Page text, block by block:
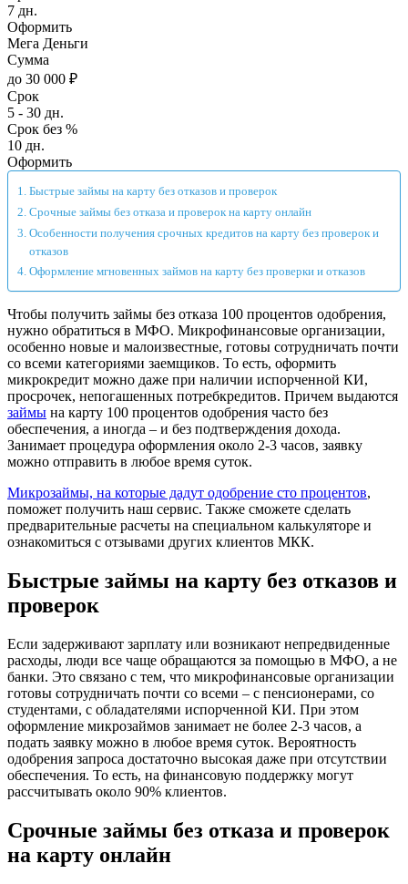
7 дн.
Оформить
Мега Деньги
Сумма
до 30 000 ₽
Срок
5 - 30 дн.
Срок без %
10 дн.
Оформить
Быстрые займы на карту без отказов и проверок
Срочные займы без отказа и проверок на карту онлайн
Особенности получения срочных кредитов на карту без проверок и
отказов
Оформление мгновенных займов на карту без проверки и отказов
Чтобы получить займы без отказа 100 процентов одобрения,
нужно обратиться в МФО. Микрофинансовые организации,
особенно новые и малоизвестные, готовы сотрудничать почти
со всеми категориями заемщиков. То есть, оформить
микрокредит можно даже при наличии испорченной КИ,
просрочек, непогашенных потребкредитов. Причем выдаются
займы на карту 100 процентов одобрения часто без
обеспечения, а иногда – и без подтверждения дохода.
Занимает процедура оформления около 2-3 часов, заявку
можно отправить в любое время суток.
Микрозаймы, на которые дадут одобрение сто процентов,
поможет получить наш сервис. Также сможете сделать
предварительные расчеты на специальном калькуляторе и
ознакомиться с отзывами других клиентов МКК.
Быстрые займы на карту без отказов и
проверок
Если задерживают зарплату или возникают непредвиденные
расходы, люди все чаще обращаются за помощью в МФО, а не
банки. Это связано с тем, что микрофинансовые организации
готовы сотрудничать почти со всеми – с пенсионерами, со
студентами, с обладателями испорченной КИ. При этом
оформление микрозаймов занимает не более 2-3 часов, а
подать заявку можно в любое время суток. Вероятность
одобрения запроса достаточно высокая даже при отсутствии
обеспечения. То есть, на финансовую поддержку могут
рассчитывать около 90% клиентов.
Срочные займы без отказа и проверок
на карту онлайн